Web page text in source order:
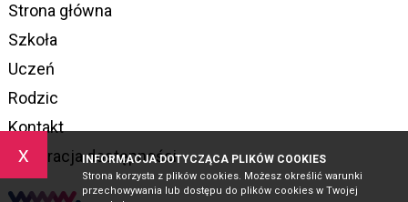
x INFORMACJA DOTYCZĄCA PLIKÓW COOKIES
Strona korzysta z plików cookies. Możesz określić warunki
przechowywania lub dostępu do plików cookies w Twojej
Strona główna
Szkoła
Uczeń
Rodzic
Kontakt
Deklaracja dostępności